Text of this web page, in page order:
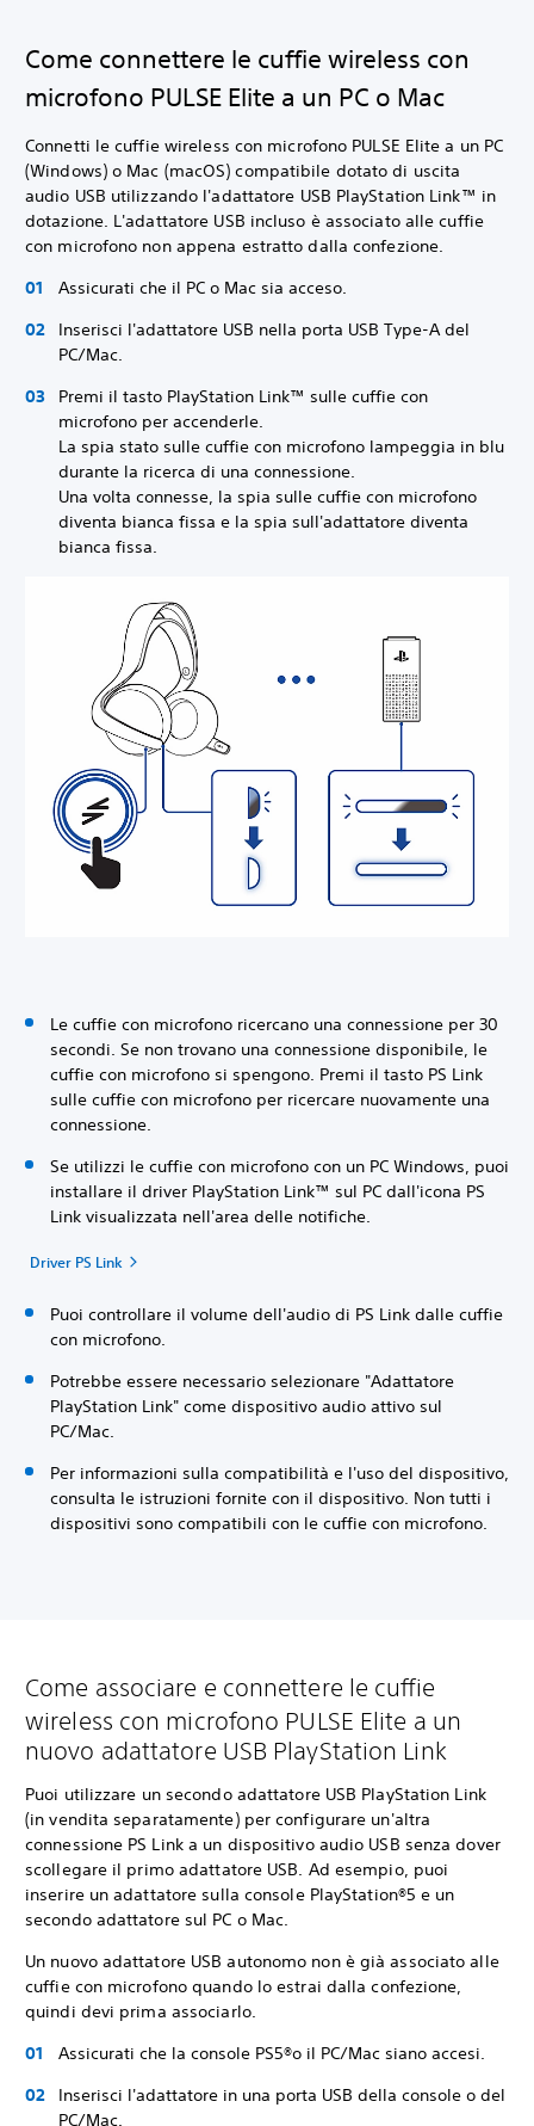
Come connettere le cuffie wireless con
microfono PULSE Elite a un PC o Mac
Connetti le cuffie wireless con microfono PULSE Elite a un PC
(Windows) o Mac (macOS) compatibile dotato di uscita
audio USB utilizzando l'adattatore USB PlayStation Link™ in
dotazione. L'adattatore USB incluso è associato alle cuffie
con microfono non appena estratto dalla confezione.
Assicurati che il PC o Mac sia acceso.
Inserisci l'adattatore USB nella porta USB Type-A del
PC/Mac.
Premi il tasto PlayStation Link™ sulle cuffie con
microfono per accenderle.
La spia stato sulle cuffie con microfono lampeggia in blu
durante la ricerca di una connessione.
Una volta connesse, la spia sulle cuffie con microfono
diventa bianca fissa e la spia sull'adattatore diventa
bianca fissa.
Le cuffie con microfono ricercano una connessione per 30
secondi. Se non trovano una connessione disponibile, le
cuffie con microfono si spengono. Premi il tasto PS Link
sulle cuffie con microfono per ricercare nuovamente una
connessione.
Se utilizzi le cuffie con microfono con un PC Windows, puoi
installare il driver PlayStation Link™ sul PC dall'icona PS
Link visualizzata nell'area delle notifiche.
Driver PS Link
Puoi controllare il volume dell'audio di PS Link dalle cuffie
con microfono.
Potrebbe essere necessario selezionare "Adattatore
PlayStation Link" come dispositivo audio attivo sul
PC/Mac.
Per informazioni sulla compatibilità e l'uso del dispositivo,
consulta le istruzioni fornite con il dispositivo. Non tutti i
dispositivi sono compatibili con le cuffie con microfono.
Come associare e connettere le cuffie
wireless con microfono PULSE Elite a un
nuovo adattatore USB PlayStation Link
Puoi utilizzare un secondo adattatore USB PlayStation Link
(in vendita separatamente) per configurare un'altra
connessione PS Link a un dispositivo audio USB senza dover
scollegare il primo adattatore USB. Ad esempio, puoi
inserire un adattatore sulla console PlayStation®5 e un
secondo adattatore sul PC o Mac.
Un nuovo adattatore USB autonomo non è già associato alle
cuffie con microfono quando lo estrai dalla confezione,
quindi devi prima associarlo.
Assicurati che la console PS5®o il PC/Mac siano accesi.
Inserisci l'adattatore in una porta USB della console o del
PC/Mac.